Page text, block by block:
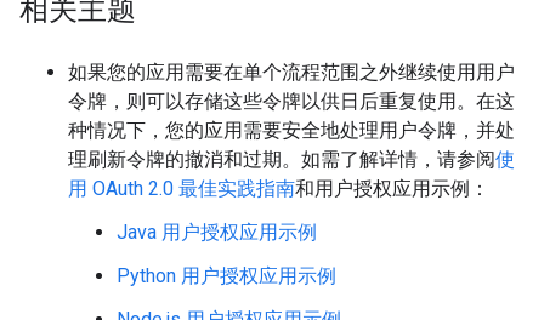
相关主题
如果您的应用需要在单个流程范围之外继续使用用户
令牌，则可以存储这些令牌以供日后重复使用。在这
种情况下，您的应用需要安全地处理用户令牌，并处
理刷新令牌的撤消和过期。如需了解详情，请参阅使
用 OAuth 2.0 最佳实践指南和用户授权应用示例：
Java 用户授权应用示例
Python 用户授权应用示例